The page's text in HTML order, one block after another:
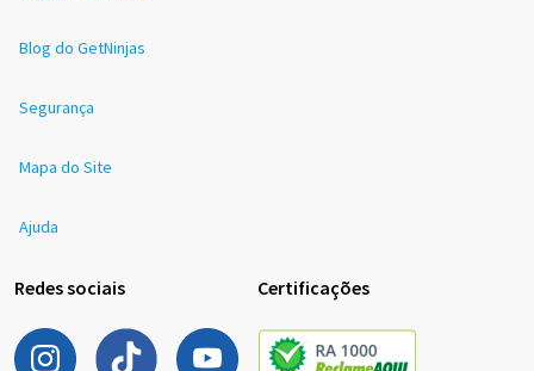
Blog do GetNinjas
Segurança
Mapa do Site
Ajuda
Redes sociais Certificações